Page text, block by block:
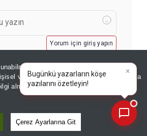
adına sitemizde
verileriniz, KVKK ve GDPR kapsamında
almak içinAydınlatma Metnimizi
Çerez Ayarlarına Git
Yorum için giriş yapın
×
Bugünkü yazarların köşe
yazılarını özetleyin!